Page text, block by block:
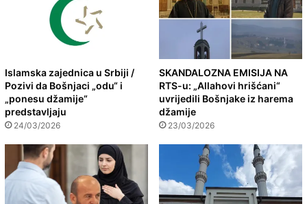
Islamska zajednica u Srbiji /
Pozivi da Bošnjaci „odu“ i
„ponesu džamije“
predstavljaju
24/03/2026
SKANDALOZNA EMISIJA NA
RTS-u: „Allahovi hrišćani“
uvrijedili Bošnjake iz harema
džamije
23/03/2026